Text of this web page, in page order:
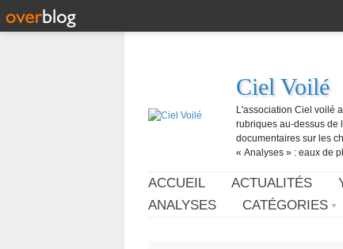
Ciel Voilé
L'association Ciel voilé
rubriques au-dessus de
documentaires sur les
« Analyses » : eaux de
ACCUEIL ACTUALITÉS
ANALYSES
CATÉGORIES